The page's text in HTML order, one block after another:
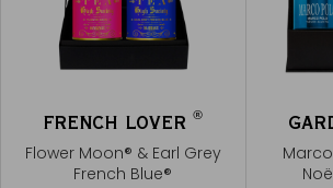
FRENCH LOVER®
Flower Moon® & Earl Grey
French Blue®